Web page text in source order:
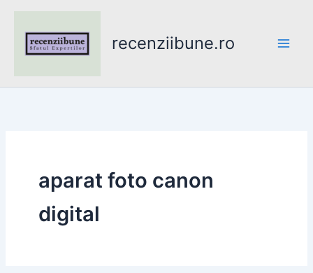
content
recenziibune.ro
aparat foto canon
digital